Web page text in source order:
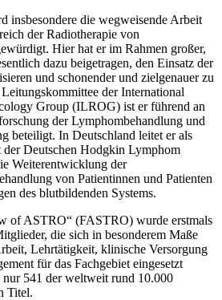
insbesondere die wegweisende Arbeit
der Radiotherapie von
Hier hat er im Rahmen großer,
dazu beigetragen, den Einsatz der
und schonender und zielgenauer zu
der International
Group (ILROG) ist er führend an
der Lymphombehandlung und
beteiligt. In Deutschland leitet er als
der Deutschen Hodgkin Lymphom
Weiterentwicklung der
von Patientinnen und Patienten
des blutbildenden Systems.
of ASTRO“ (FASTRO) wurde erstmals
die sich in besonderem Maße
Lehrtätigkeit, klinische Versorgung
für das Fachgebiet eingesetzt
nur 541 der weltweit rund 10.000
Titel.